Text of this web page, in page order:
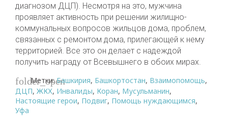
диагнозом ДЦП). Несмотря на это, мужчина
проявляет активность при решении жилищно-
коммунальных вопросов жильцов дома, проблем,
связанных с ремонтом дома, прилегающей к нему
территорией. Все это он делает с надеждой
получить награду от Всевышнего в обоих мирах.
folder_open
Метки:Башкирия, Башкортостан, Взаимопомощь,
ДЦП, ЖКХ, Инвалиды, Коран, Мусульманин,
Настоящие герои, Подвиг, Помощь нуждающимся,
Уфа